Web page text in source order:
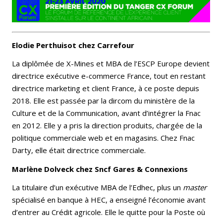
Elodie Perthuisot chez Carrefour
La diplômée de X-Mines et MBA de l’ESCP Europe devient
directrice exécutive e-commerce France, tout en restant
directrice marketing et client France, à ce poste depuis
2018. Elle est passée par la dircom du ministère de la
Culture et de la Communication, avant d’intégrer la Fnac
en 2012. Elle y a pris la direction produits, chargée de la
politique commerciale web et en magasins. Chez Fnac
Darty, elle était directrice commerciale.
Marlène Dolveck chez Sncf Gares & Connexions
La titulaire d’un exécutive MBA de l’Edhec, plus un master
spécialisé en banque à HEC, a enseigné l’économie avant
d’entrer au Crédit agricole. Elle le quitte pour la Poste où